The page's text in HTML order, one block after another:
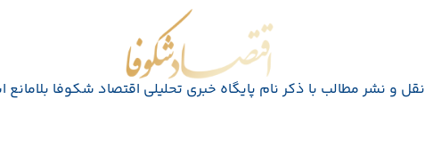
اقتصاد شکوفا
نقل و نشر مطالب با ذکر نام پايگاه خبری تحليلی اقتصاد شکوفا